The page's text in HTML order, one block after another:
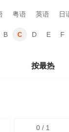
粤语 英语 日
B C D E F
按最热
0 / 1